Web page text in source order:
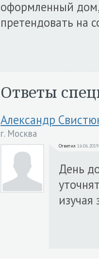
оформленный
претендовать на
Ответы
Александр
г. Москва
Ответил
День